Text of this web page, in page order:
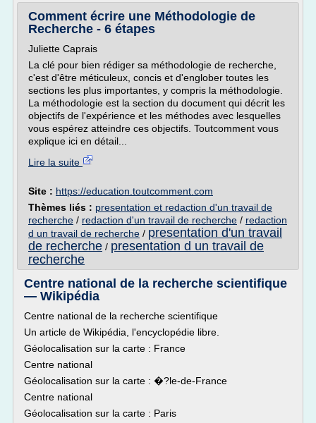
Comment écrire une Méthodologie de
Recherche - 6 étapes
Juliette Caprais
La clé pour bien rédiger sa méthodologie de recherche,
c'est d'être méticuleux, concis et d'englober toutes les
sections les plus importantes, y compris la méthodologie.
La méthodologie est la section du document qui décrit les
objectifs de l'expérience et les méthodes avec lesquelles
vous espérez atteindre ces objectifs. Toutcomment vous
explique ici en détail...
Lire la suite
Site : https://education.toutcomment.com
Thèmes liés : presentation et redaction d'un travail de
recherche / redaction d'un travail de recherche / redaction
d un travail de recherche / presentation d'un travail
de recherche / presentation d un travail de
recherche
Centre national de la recherche scientifique
— Wikipédia
Centre national de la recherche scientifique
Un article de Wikipédia, l'encyclopédie libre.
Géolocalisation sur la carte : France
Centre national
Géolocalisation sur la carte : �?le-de-France
Centre national
Géolocalisation sur la carte : Paris